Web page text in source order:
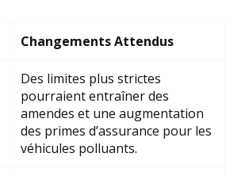
Changements Attendus
Des limites plus strictes
pourraient entraîner des
amendes et une augmentation
des primes d’assurance pour les
véhicules polluants.